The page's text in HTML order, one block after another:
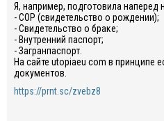
Я, например, подготовила наперед
-СОР (свидетельство о рождении);
- Свидетельство о браке;
- Внутренний паспорт;
-Загранпаспорт.
На сайте utopiaeu com в принципе
документов
https://prnt.sc/zvebz8